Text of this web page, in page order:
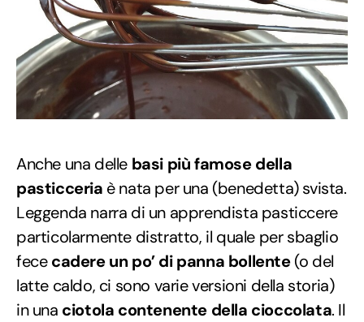
Anche una delle basi più famose della
pasticceria è nata per una (benedetta) svista.
Leggenda narra di un apprendista pasticcere
particolarmente distratto, il quale per sbaglio
fececadere un po’ di panna bollente(o del
latte caldo, ci sono varie versioni della storia)
in una ciotola contenente della cioccolata. Il